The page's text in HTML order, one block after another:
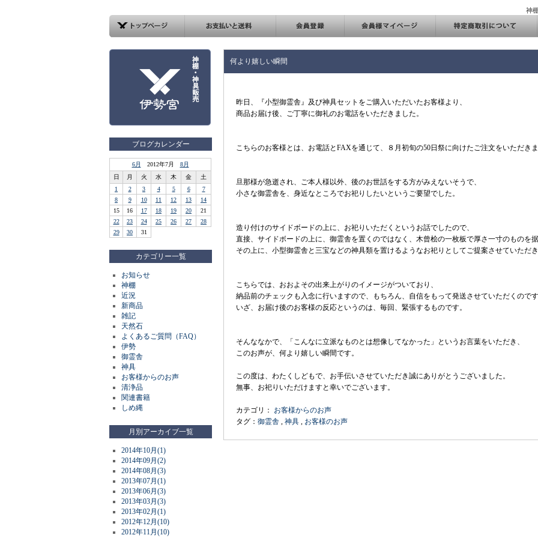
神
ブログカレンダー
6月 2012年7月 8月
日
月 火 水 木 金
土
1
2 3 4 5 6
7
8
9 10 11 12 13
14
15
16 17 18 19 20
21
22
23 24 25 26 27
28
29
30 31
カテゴリー一覧
お知らせ
神棚
近況
新商品
雑記
天然石
よくあるご質問（FAQ）
伊勢
御霊舎
神具
お客様からのお声
清浄品
関連書籍
しめ縄
月別アーカイブ一覧
2014年10月(1)
2014年09月(2)
2014年08月(3)
2013年07月(1)
2013年06月(3)
2013年03月(3)
2013年02月(1)
2012年12月(10)
2012年11月(10)
何より嬉しい瞬間
昨日、『小型御霊舎』及び神具セットをご購入いただいたお客様より、
商品お届け後、ご丁寧に御礼のお電話をいただきました。
こちらのお客様とは、お電話とFAXを通じて、８月初旬の50日祭に向けたご注文をいただき
旦那様が急逝され、ご本人様以外、後のお世話をする方がみえないそうで、
小さな御霊舎を、身近なところでお祀りしたいというご要望でした。
造り付けのサイドボードの上に、お祀りいただくというお話でしたので、
直接、サイドボードの上に、御霊舎を置くのではなく、木曾桧の一枚板で厚さ一寸のものを
その上に、小型御霊舎と三宝などの神具類を置けるようなお祀りとしてご提案させていただ
こちらでは、おおよその出来上がりのイメージがついており、
納品前のチェックも入念に行いますので、もちろん、自信をもって発送させていただくので
いざ、お届け後のお客様の反応というのは、毎回、緊張するものです。
そんななかで、「こんなに立派なものとは想像してなかった」というお言葉をいただき、
このお声が、何より嬉しい瞬間です。
この度は、わたくしどもで、お手伝いさせていただき誠にありがとうございました。
無事、お祀りいただけますと幸いでございます。
カテゴリ：
お客様からのお声
タグ： 御霊舎 , 神具 , お客様のお声